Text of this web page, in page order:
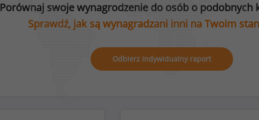
Porównaj swoje wynagrodzenie do osób o podobnych
Sprawdź, jak są wynagradzani inni na Twoim
Odbierz indywidualny raport